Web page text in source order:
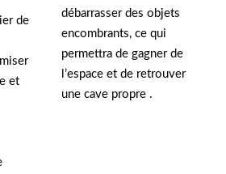
de
et
débarrasser des objets
encombrants, ce qui
permettra de gagner de
l’espace et de retrouver
une cave propre .